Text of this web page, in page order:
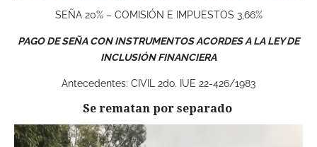
SEÑA 20% – COMISIÓN E IMPUESTOS 3,66%
PAGO DE SEÑA CON INSTRUMENTOS ACORDES A LA LEY DE
INCLUSIÓN FINANCIERA
Antecedentes: CIVIL 2do. IUE 22-426/1983
Se rematan por separado